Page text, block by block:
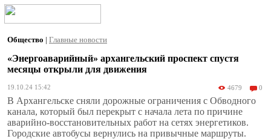
Общество | Главные новости
«Энергоаварийный» архангельский проспект спустя
месяцы открыли для движения
19.10.24 15:42 4679 0
В Архангельске сняли дорожные ограничения с Обводного
канала, который был перекрыт с начала лета по причине
аварийно-восстановительных работ на сетях энергетиков.
Городские автобусы вернулись на привычные маршруты.